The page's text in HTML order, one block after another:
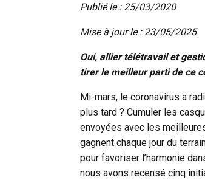
Publié le : 25/03/2020
Mise à jour le : 23/05/2025
Oui, allier télétravail et
tirer le meilleur parti de ce
Mi-mars, le coronavirus a
plus tard ? Cumuler les
envoyées avec les
gagnent chaque jour du
pour favoriser l’harmonie
nous avons recensé cinq